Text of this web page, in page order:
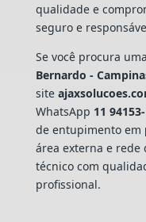
qualidade e
seguro e
Se você procura uma
Bernardo -
site
WhatsApp 11
de entupimento em
área externa e rede
técnico com
profissional.